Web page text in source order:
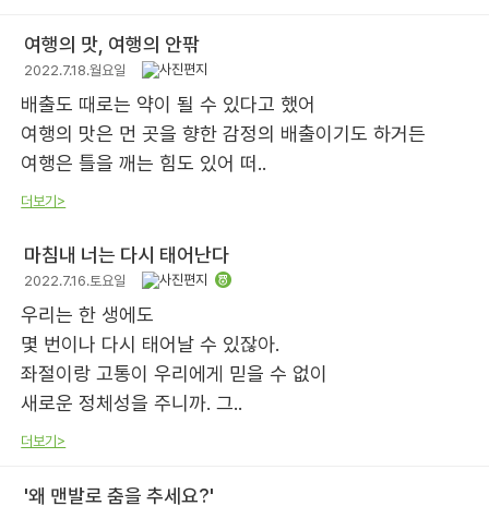
여행의 맛, 여행의 안팎
2022.7.18.월요일
배출도 때로는 약이 될 수 있다고 했어
여행의 맛은 먼 곳을 향한 감정의 배출이기도 하거든
여행은 틀을 깨는 힘도 있어 떠..
더보기>
마침내 너는 다시 태어난다
2022.7.16.토요일
우리는 한 생에도
몇 번이나 다시 태어날 수 있잖아.
좌절이랑 고통이 우리에게 믿을 수 없이
새로운 정체성을 주니까. 그..
더보기>
'왜 맨발로 춤을 추세요?'